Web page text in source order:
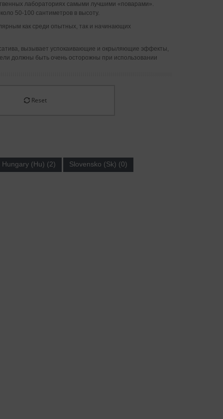
лабораториях самыми лучшими «поварами».
50-100 сантиметров в высоту.
как среди опытных, так и начинающих
вызывает успокаивающие и окрыляющие эффекты,
должны быть очень осторожны при использовании
Reset
Hungary (Hu) (2) Slovensko (Sk) (0)